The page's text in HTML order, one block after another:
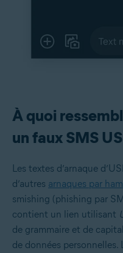
À quoi
un faux SMS
Les textes d’arnaque
d’autres arnaques par
smishing (phishing par
contient un lien utilisant
de grammaire et de
de données personnelles.